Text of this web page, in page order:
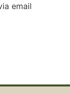
email